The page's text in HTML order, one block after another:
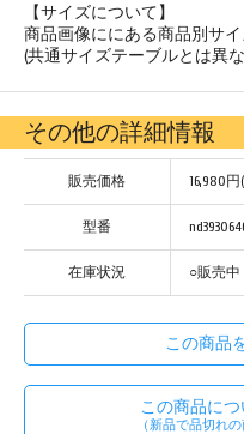
【サイズについて】
商品画像ににある商品別サ
(共通サイズテーブルとは異
その他の詳細情報
販売価格 16,980円
型番
在庫状況 ○販売中
この商品
この商品に
（新品で品切れ